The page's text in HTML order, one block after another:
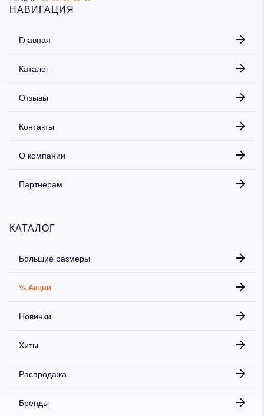
НАВИГАЦИЯ
Главная
Каталог
Отзывы
Контакты
О компании
Партнерам
КАТАЛОГ
Большие размеры
% Акции
Новинки
Хиты
Распродажа
Бренды
телеграм-канал
распродажи в удобном формате